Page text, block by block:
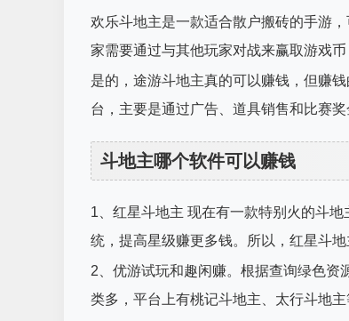
欢乐斗地主是一款适合散户搬砖的手游
家需要通过与其他玩家对战来赢取游戏
是的，途游斗地主真的可以赚钱，但赚
台，主要是通过广告、道具销售和比赛奖
斗地主哪个软件可以赚钱
1、红星斗地主 现在有一款特别火的斗
统，提高星级赚更多钱。所以，红星斗
2、优游试玩和趣闲赚。根据查询绿色资
类多，平台上有桃记斗地主、太行斗地